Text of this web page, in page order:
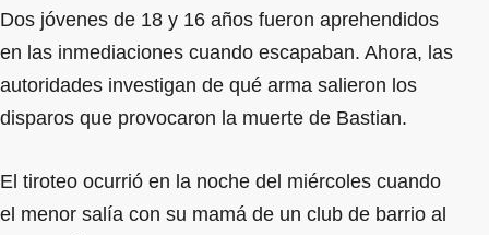
Dos jóvenes de 18 y 16 años fueron aprehendidos
en las inmediaciones cuando escapaban. Ahora, las
autoridades investigan de qué arma salieron los
disparos que provocaron la muerte de Bastian.
El tiroteo ocurrió en la noche del miércoles cuando
el menor salía con su mamá de un club de barrio al